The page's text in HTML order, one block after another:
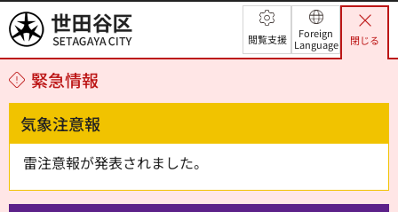
世田谷区 閲覧支援
Foreign
Language
閉じる
緊急情報
気象注意報
雷注意報が発表されました。